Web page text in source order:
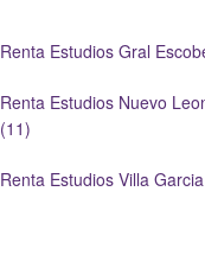
Renta Estudios Gral
Renta Estudios Nuevo
(11)
Renta Estudios Villa